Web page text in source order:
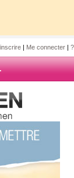
| Me connecter |